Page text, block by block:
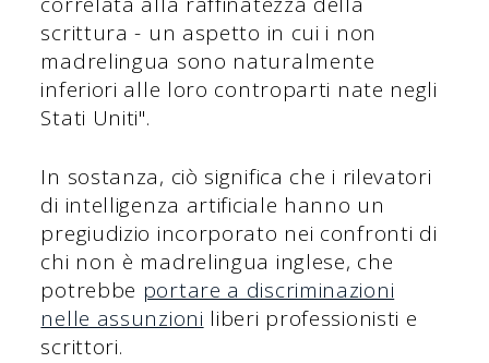
scrittura - un aspetto in cui i non
madrelingua sono naturalmente
inferiori alle loro controparti nate negli
Stati Uniti".
In sostanza, ciò significa che i rilevatori
di intelligenza artificiale hanno un
pregiudizio incorporato nei confronti di
chi non è madrelingua inglese, che
potrebbe portare a discriminazioni
nelle assunzioni liberi professionisti e
scrittori.